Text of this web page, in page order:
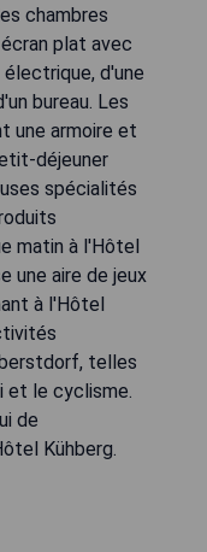
chambres
plat avec
d'une
bureau. Les
une armoire et
déjeuner
spécialités
matin à l'Hôtel
une aire de jeux
à l'Hôtel
telles
et le cyclisme.
de
Kühberg.